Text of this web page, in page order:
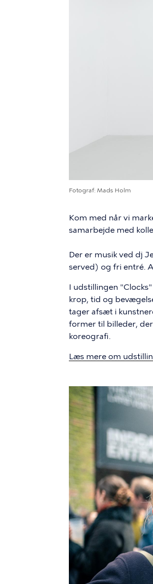
Fotograf Mads Holm
Kom med når vi
samarbejde med
Der er musik ved dj
served) og fri entré.
I udstillingen
krop, tid og
tager afsæt i
former til billeder,
koreografi.
Læs mere om